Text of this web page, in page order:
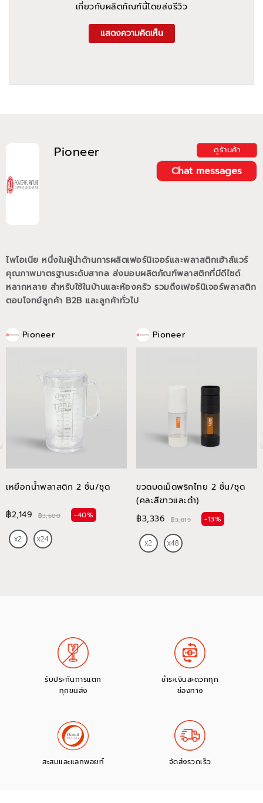
Pioneer ดูร้านค้า
Chat messages
ไพโอเนีย หนึ่งในผู้นำด้านการผลิตเฟอร์นิเจอร์และพลาสติกเฮ้าส์แวร์
คุณภาพมาตรฐานระดับสากล ส่งมอบผลิตภัณฑ์พลาสติกที่มีดีไซด์
หลากหลาย สำหรับใช้ในบ้านและห้องครัว รวมถึงเฟอร์นิเจอร์พลาสติก
ตอบโจทย์ลูกค้า B2B และลูกค้าทั่วไป
Pioneer
เหยือกน้ำพลาสติก 2 ชิ้น/ชุด
฿2,149 ฿3,600 -40%
Pioneer
ขวดบดเม็ดพริกไทย 2 ชิ้น/ชุด
(คละสีขาวและดำ)
฿3,336
฿3,819 -13%
เกี่ยวกับผลิตภัณฑ์นี้โดยส่งรีวิว
แสดงความคิดเห็น
รับประกันการแตก
ทุกขนส่ง
ชำระเงินสะดวกทุก
ช่องทาง
สะสมและแลกพอยท์ จัดส่งรวดเร็ว